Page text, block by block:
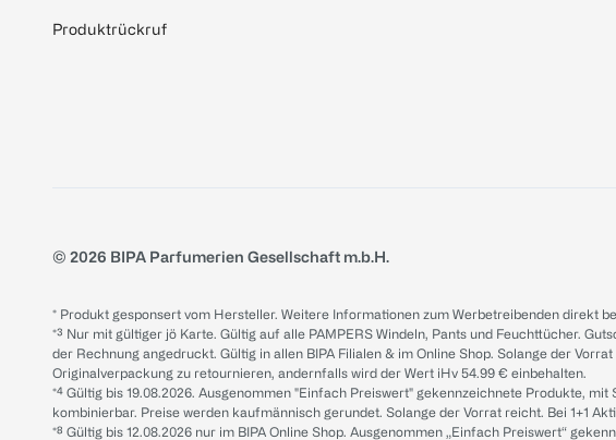
Produktrückruf
© 2026 BIPA Parfumerien Gesellschaft m.b.H.
* Produkt gesponsert vom Hersteller. Weitere Informationen zum Werbetreibenden direkt
*³ Nur mit gültiger jö Karte. Gültig auf alle PAMPERS Windeln, Pants und Feuchttücher.
der Rechnung angedruckt. Gültig in allen BIPA Filialen & im Online Shop. Solange der
Originalverpackung zu retournieren, andernfalls wird der Wert iHv 54.99 € einbehalten.
*⁴ Gültig bis 19.08.2026. Ausgenommen "Einfach Preiswert" gekennzeichnete Produkte,
kombinierbar. Preise werden kaufmännisch gerundet. Solange der Vorrat reicht. Bei 1+1
*⁸ Gültig bis 12.08.2026 nur im BIPA Online Shop. Ausgenommen „Einfach Preiswert“